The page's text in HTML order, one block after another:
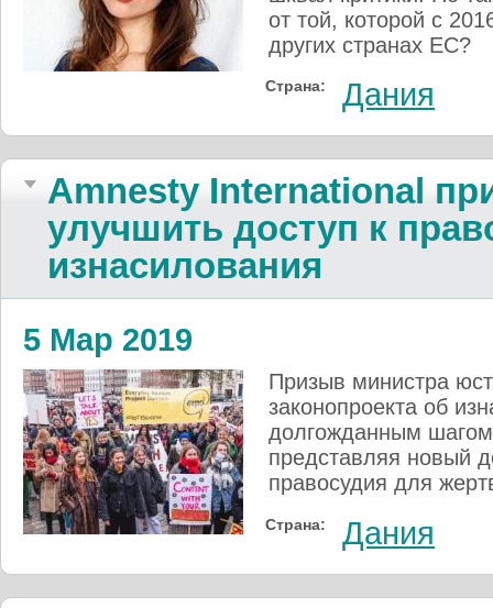
от той, которой с
других странах ЕС?
Страна: Дания
Amnesty International
улучшить доступ к
изнасилования
5 Мар 2019
Призыв министра
законопроекта об
долгожданным
представляя новый
правосудия для
Страна: Дания